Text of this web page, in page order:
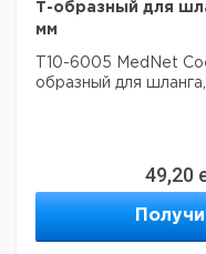
Т-образный для
мм
T10-6005 MedNet
образный для
49,20